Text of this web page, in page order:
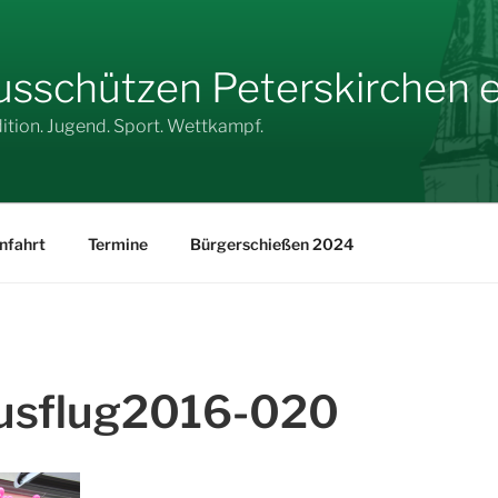
Peterskirchen
Jugend. Sport. Wettkampf.
Termine Bürgerschießen 2024
020